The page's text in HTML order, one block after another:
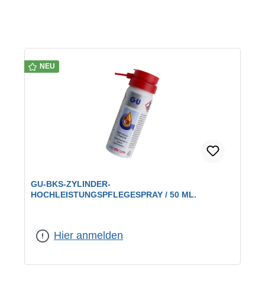
NEU
GU-BKS-ZYLINDER-
HOCHLEISTUNGSPFLEGESPRAY / 50 ML.
Hier anmelden